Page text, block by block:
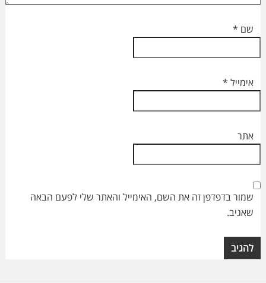
שם *
אימייל *
אתר
שמור בדפדפן זה את השם, האימייל והאתר שלי לפעם הבאה
שאגיב.